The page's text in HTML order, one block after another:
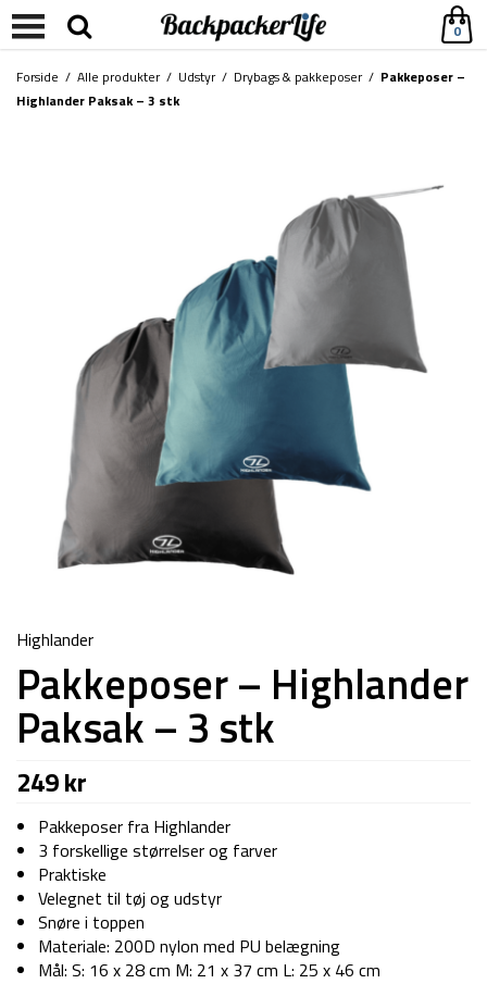
0
Forside / Alle produkter/ Udstyr/ Drybags & pakkeposer/ Pakkeposer –
Highlander Paksak – 3 stk
Highlander
Pakkeposer – Highlander
Paksak – 3 stk
249kr
Pakkeposer fra Highlander
3 forskellige størrelser og farver
Praktiske
Velegnet til tøj og udstyr
Snøre i toppen
Materiale: 200D nylon med PU belægning
Mål: S: 16 x 28 cm M: 21 x 37 cm L: 25 x 46 cm